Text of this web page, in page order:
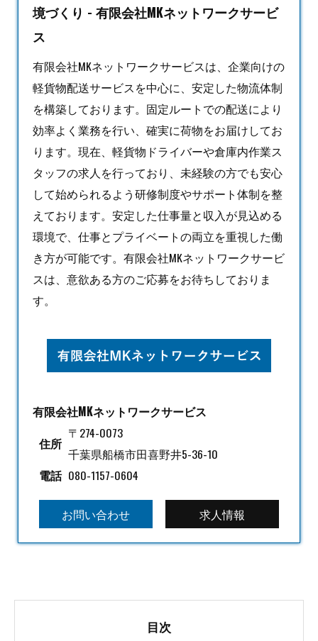
境づくり - 有限会社MKネットワークサービ
ス
有限会社MKネットワークサービスは、企業向けの
軽貨物配送サービスを中心に、安定した物流体制
を構築しております。固定ルートでの配送により
効率よく業務を行い、確実に荷物をお届けしてお
ります。現在、軽貨物ドライバーや倉庫内作業ス
タッフの求人を行っており、未経験の方でも安心
して始められるよう研修制度やサポート体制を整
えております。安定した仕事量と収入が見込める
環境で、仕事とプライベートの両立を重視した働
き方が可能です。有限会社MKネットワークサービ
スは、意欲ある方のご応募をお待ちしておりま
す。
有限会社MKネットワークサービス
住所
〒274-0073
千葉県船橋市田喜野井5-36-10
電話 080-1157-0604
お問い合わせ 求人情報
目次